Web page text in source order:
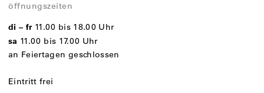
öffnungszeiten
di – fr 11.00 bis 18.00 Uhr
sa 11.00 bis 17.00 Uhr
an Feiertagen geschlossen
Eintritt frei